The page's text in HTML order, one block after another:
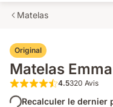
Matelas
Original
Matelas
4.5 étoiles sur
4.5320 Avis
Recalculer le dernier